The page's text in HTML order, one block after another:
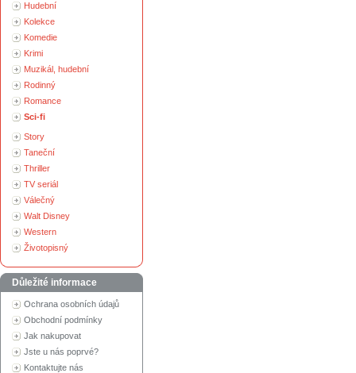
Hudební
Kolekce
Komedie
Krimi
Muzikál, hudební
Rodinný
Romance
Sci-fi
Story
Taneční
Thriller
TV seriál
Válečný
Walt Disney
Western
Životopisný
Důležité informace
Ochrana osobních údajů
Obchodní podmínky
Jak nakupovat
Jste u nás poprvé?
Kontaktujte nás